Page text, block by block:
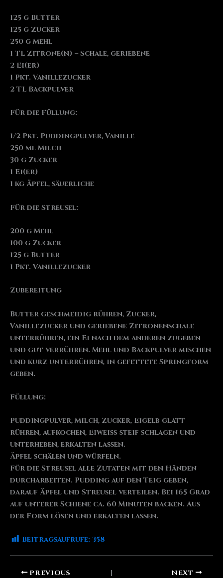
125 g Butter
125 g Zucker
250 g Mehl
1 TL Zitrone(n) – Schale, geriebene
2 Ei(er)
1 Pkt. Vanillezucker
2 TL Backpulver
Für die Füllung:
1/2 Pkt. Puddingpulver, Vanille
250 ml Milch
30 g Zucker
1 Ei(er)
1 kg Äpfel, säuerliche
Für die Streusel:
200 g Mehl
100 g Zucker
125 g Butter
1 Pkt. Vanillezucker
Zubereitung
Butter geschmeidig rühren, Zucker,
Vanillezucker und geriebene Zitronenschale
unterrühren, ein Ei nach dem anderen zugeben
und gut verrühren. Mehl und Backpulver mischen
und kurz unterrühren, in gefettete Springform
geben.
Füllung:
Puddingpulver, Milch, Zucker, Eigelb glatt
rühren, aufkochen, Eiweiß steif schlagen und
unterheben, erkalten lassen.
Äpfel schälen und würfeln.
Für die Streusel alle Zutaten mit den Händen
durcharbeiten. Pudding auf den Teig geben,
darauf Äpfel und Streusel verteilen. Bei 165 Grad
auf unterer Schiene ca. 60 Minuten backen. Aus
der Form lösen und erkalten lassen.
Beitragsaufrufe: 358
PREVIOUS NEXT